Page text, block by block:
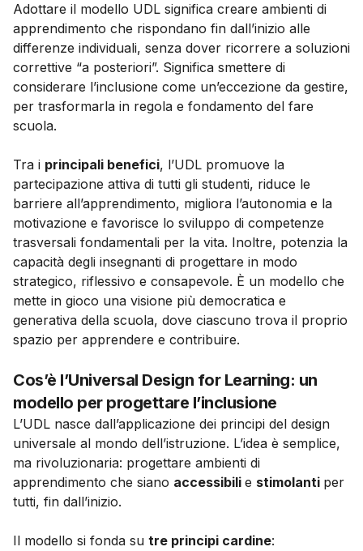
Adottare il modello UDL significa creare ambienti di
apprendimento che rispondano fin dall’inizio alle
differenze individuali, senza dover ricorrere a soluzioni
correttive “a posteriori”. Significa smettere di
considerare l’inclusione come un’eccezione da gestire,
per trasformarla in regola e fondamento del fare
scuola.
Tra i principali benefici, l’UDL promuove la
partecipazione attiva di tutti gli studenti, riduce le
barriere all’apprendimento, migliora l’autonomia e la
motivazione e favorisce lo sviluppo di competenze
trasversali fondamentali per la vita. Inoltre, potenzia la
capacità degli insegnanti di progettare in modo
strategico, riflessivo e consapevole. È un modello che
mette in gioco una visione più democratica e
generativa della scuola, dove ciascuno trova il proprio
spazio per apprendere e contribuire.
Cos’è l’Universal Design for Learning: un
modello per progettare l’inclusione
L’UDL nasce dall’applicazione dei principi del design
universale al mondo dell’istruzione. L’idea è semplice,
ma rivoluzionaria: progettare ambienti di
apprendimento che siano accessibili e stimolanti per
tutti, fin dall’inizio.
Il modello si fonda su tre principi cardine: